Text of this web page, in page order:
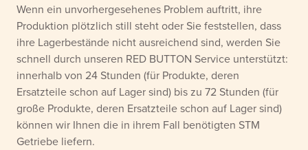
Wenn ein unvorhergesehenes Problem auftritt, ihre
Produktion plötzlich still steht oder Sie feststellen, dass
ihre Lagerbestände nicht ausreichend sind, werden Sie
schnell durch unseren RED BUTTON Service unterstützt:
innerhalb von 24 Stunden (für Produkte, deren
Ersatzteile schon auf Lager sind) bis zu 72 Stunden (für
große Produkte, deren Ersatzteile schon auf Lager sind)
können wir Ihnen die in ihrem Fall benötigten STM
Getriebe liefern.